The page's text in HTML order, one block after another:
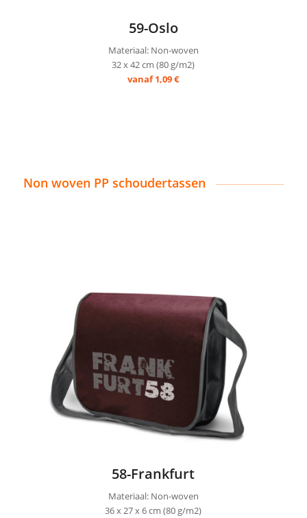
59-Oslo
Materiaal: Non-woven
32 x 42 cm (80 g/m2)
vanaf 1,09 €
Non woven PP schoudertassen
58-Frankfurt
Materiaal: Non-woven
36 x 27 x 6 cm (80 g/m2)